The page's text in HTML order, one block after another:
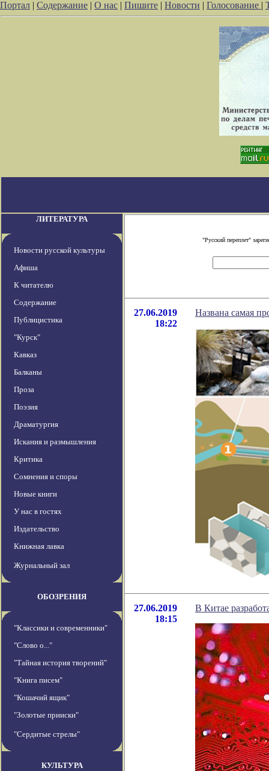
Портал | Содержание | О нас | Пишите | Новости | Голосование |
ЛИТЕРАТУРА
Новости русской культуры
Афиша
К читателю
Содержание
Публицистика
"Курск"
Кавказ
Балканы
Проза
Поэзия
Драматургия
Искания и размышления
Критика
Сомнения и споры
Новые книги
У нас в гостях
Издательство
Книжная лавка
Журнальный зал
ОБОЗРЕНИЯ
"Классики и современники"
"Слово о..."
"Тайная история творений"
"Книга писем"
"Кошачий ящик"
"Золотые прииски"
"Сердитые стрелы"
КУЛЬТУРА
"Русский переплет"
27.06.2019
18:22
Названа самая
27.06.2019
18:15
В Китае